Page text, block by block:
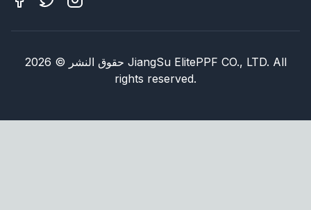
حقوق النشر ©
2026
JiangSu ElitePPF CO., LTD. All
rights reserved.